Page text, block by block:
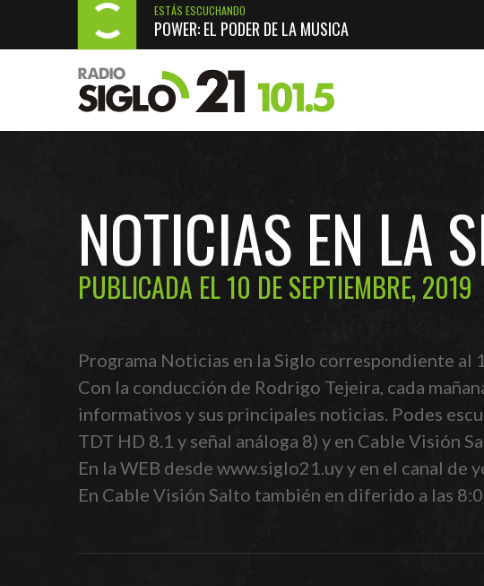
ESTÁS ESCUCHANDO
POWER: EL PODER DE LA MÚSICA
NOTICIAS EN LA
PUBLICADA EL 10 DE SEPTIEMBRE, 2019
Programa Noticias en la Siglo correspondiente al
Con la conducción de Rodrigo Tejeira, cada
informativos y sus principales noticias. Podes
TDT HD 8.1 y señal análoga 8) y en Cable Visión
En la WEB desde www.siglo21.uy y en el canal de
En Cable Visión Salto también en diferido a las